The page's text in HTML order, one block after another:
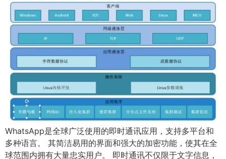
WhatsApp是全球广泛使用的即时通讯应用，支持多平台和
多种语言。 其简洁易用的界面和强大的加密功能，使其在全
球范围内拥有大量忠实用户。 即时通讯不仅限于文字信息，